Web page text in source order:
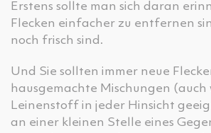
Erstens sollte man sich daran
Flecken einfacher zu entfernen
noch frisch sind.
Und Sie sollten immer neue
hausgemachte Mischungen (auch
Leinenstoff in jeder Hinsicht
an einer kleinen Stelle eines